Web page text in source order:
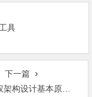
具
下一篇
设计基本原则与方法